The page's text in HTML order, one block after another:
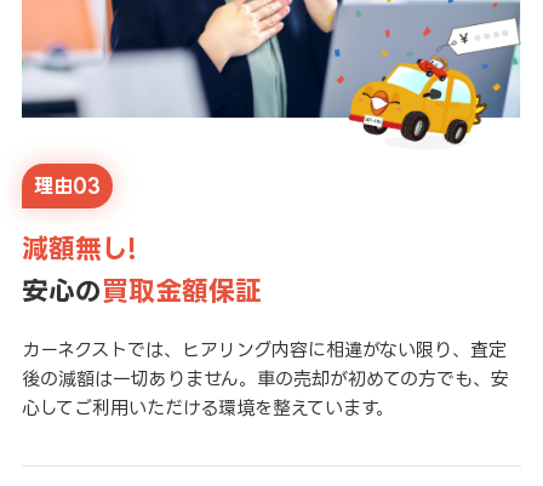
理由03
減額無し!
安心の買取金額保証
カーネクストでは、ヒアリング内容に相違がない限り、査定
後の減額は一切ありません。車の売却が初めての方でも、安
心してご利用いただける環境を整えています。